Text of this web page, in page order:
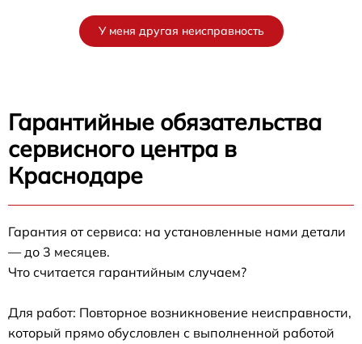
У меня другая неисправность
Гарантийные обязательства
сервисного центра в
Краснодаре
Гарантия от сервиса: на установленные нами детали
— до 3 месяцев.
Что считается гарантийным случаем?
Для работ: Повторное возникновение неисправности,
который прямо обусловлен с выполненной работой